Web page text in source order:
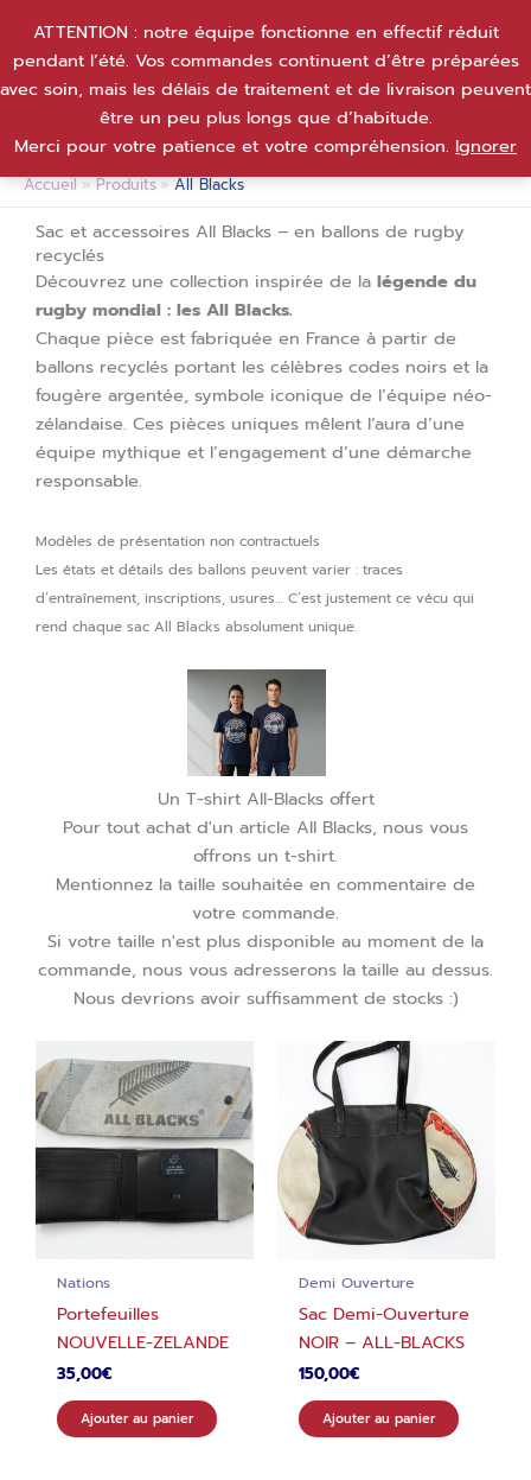
ATTENTION : notre équipe fonctionne en effectif réduit
pendant l’été. Vos commandes continuent d’être préparées
avec soin, mais les délais de traitement et de livraison peuvent
être un peu plus longs que d’habitude.
Merci pour votre patience et votre compréhension. Ignorer
contenu
Accueil Produits All Blacks
Sac et accessoires All Blacks – en ballons de rugby
recyclés
Découvrez une collection inspirée de la légende du
rugby mondial : les All Blacks.
Chaque pièce est fabriquée en France à partir de
ballons recyclés portant les célèbres codes noirs et la
fougère argentée, symbole iconique de l’équipe néo-
zélandaise. Ces pièces uniques mêlent l’aura d’une
équipe mythique et l’engagement d’une démarche
responsable.
Modèles de présentation non contractuels
Les états et détails des ballons peuvent varier : traces
d’entraînement, inscriptions, usures… C’est justement ce vécu qui
rend chaque sac All Blacks absolument unique.
Un T-shirt All-Blacks offert
Pour tout achat d'un article All Blacks, nous vous
offrons un t-shirt.
Mentionnez la taille souhaitée en commentaire de
votre commande.
Si votre taille n'est plus disponible au moment de la
commande, nous vous adresserons la taille au dessus.
Nous devrions avoir suffisamment de stocks :)
Nations
Portefeuilles
NOUVELLE-ZELANDE
35,00€
Ajouter au panier
Demi Ouverture
Sac Demi-Ouverture
NOIR – ALL-BLACKS
150,00€
Ajouter au panier